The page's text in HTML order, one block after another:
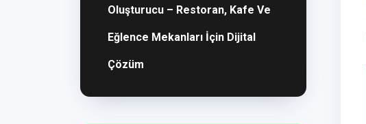
Oluşturucu – Restoran, Kafe Ve
Eğlence Mekanları İçin Dijital
Çözüm